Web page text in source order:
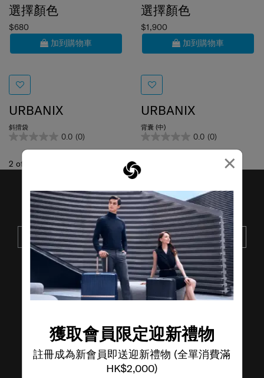
×
獲取會員限定迎新禮物
註冊成為新會員即送迎新禮物 (全單消費滿
HK$2,000)
選擇顏色
$680
加到購物車
URBANIX
斜揹袋
0.0 (0)
選擇顏色
$1,900
加到購物車
URBANIX
背囊 (中)
0.0 (0)
2 of
接收SAMSONITE的最新消息
提交
了解其他品牌